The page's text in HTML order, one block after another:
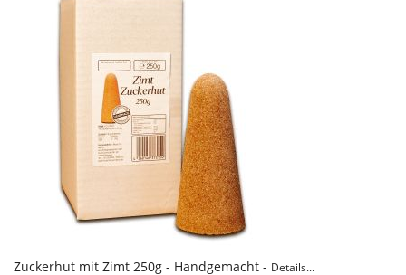
Zuckerhut mit Zimt 250g - Handgemacht - Details...